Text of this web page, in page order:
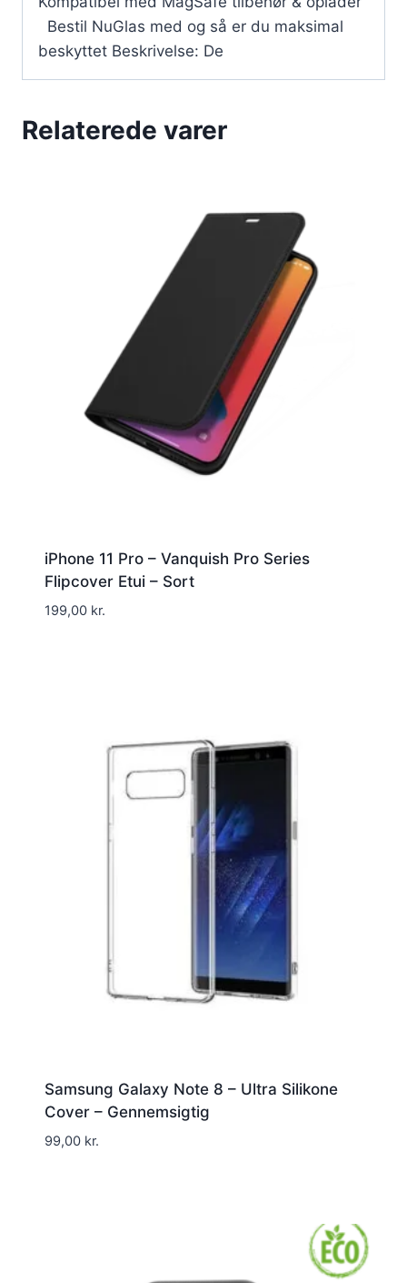
Bestil NuGlas med og så er du maksimal
beskyttet Beskrivelse: De
Relaterede varer
iPhone 11 Pro – Vanquish Pro Series
Flipcover Etui – Sort
199,00 kr.
Samsung Galaxy Note 8 – Ultra Silikone
Cover – Gennemsigtig
99,00 kr.